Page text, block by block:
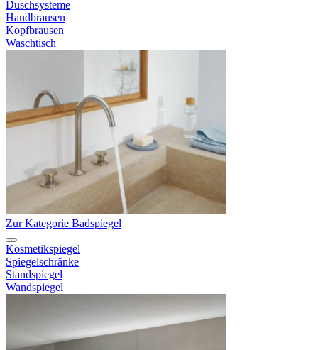
Duschsysteme
Handbrausen
Kopfbrausen
Waschtisch
Zur Kategorie Badspiegel
Kosmetikspiegel
Spiegelschränke
Standspiegel
Wandspiegel